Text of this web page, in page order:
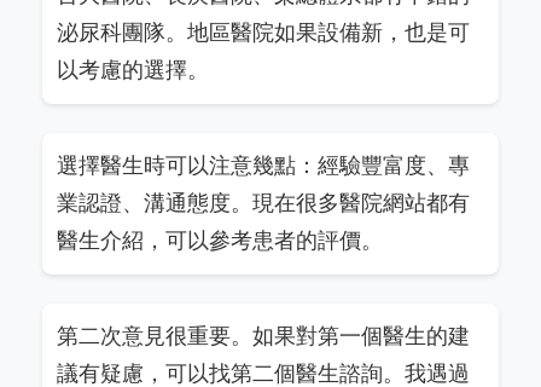
泌尿科團隊。地區醫院如果設備新，也是可
以考慮的選擇。
選擇醫生時可以注意幾點：經驗豐富度、專
業認證、溝通態度。現在很多醫院網站都有
醫生介紹，可以參考患者的評價。
第二次意見很重要。如果對第一個醫生的建
議有疑慮，可以找第二個醫生諮詢。我遇過